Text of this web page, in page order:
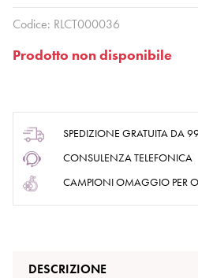
Codice: RLCT000036
Prodotto non disponibile
SPEDIZIONE GRATUITA DA
CONSULENZA TELEFONICA
CAMPIONI OMAGGIO PER
DESCRIZIONE